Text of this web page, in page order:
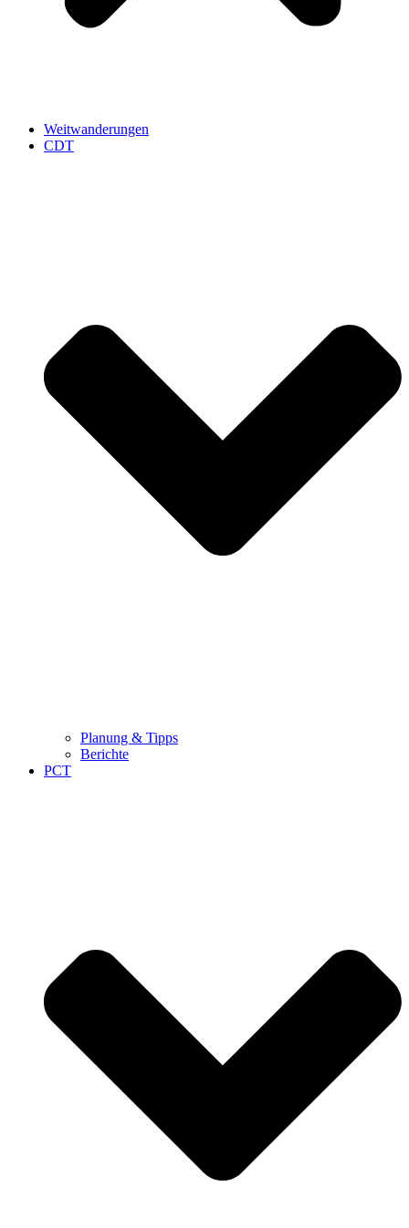
Weitwanderungen
CDT
Planung & Tipps
Berichte
PCT